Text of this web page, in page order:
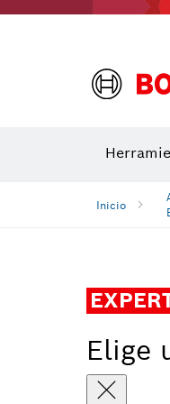
Inicio
Elige